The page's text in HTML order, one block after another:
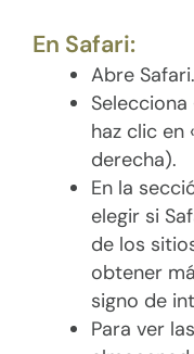
En Safari:
Abre Safari.
Selecciona
haz clic en
derecha).
En la
elegir si
de los
obtener
signo de
Para ver